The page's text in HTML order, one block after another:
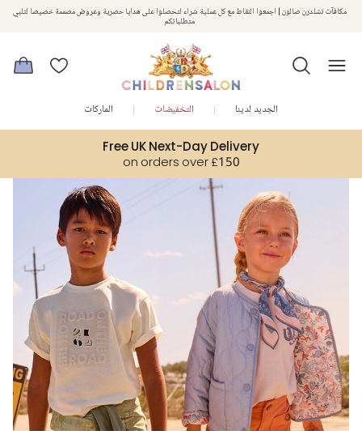
استمتعوا بخصم 10% على طلبيتكم الأولى كهدية ترحيب. سجلوا من هنا
مكافآت تشلدرن صالون | اجمعوا النقاط مع كل عملية شراء لتحصلوا على هدايا حصرية وعروض مصممة خصيصا لتلبي
متطلباتكم
Free UK Next-Day Delivery
on orders over £150
الجديد لدينا التخفيضات الماركات